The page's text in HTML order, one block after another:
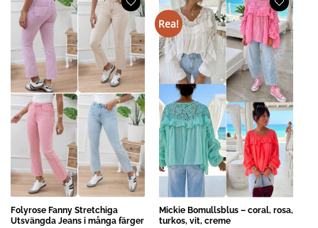
Folyrose Fanny Stretchiga
Utsvängda Jeans i många färger
Rea!
Mickie Bomullsblus – coral, rosa,
turkos, vit, creme